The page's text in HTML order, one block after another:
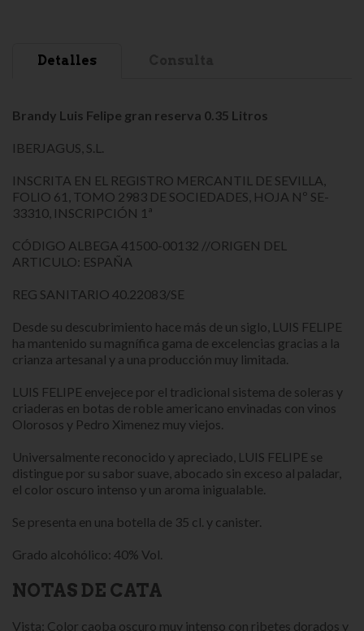
Detalles
Brandy Luis Felipe gran reserva 0.35 Litros
IBERJAGUS, S.L.
INSCRITA EN EL REGISTRO MERCANTIL DE SEVILLA,
FOLIO 61, TOMO 2983 DE SOCIEDADES, HOJA Nº SE-
33310, INSCRIPCIÓN 1ª
CÓDIGO ALBEGA 41500-00132 //ORIGEN DEL
ARTICULO: ESPAÑA
REG SANITARIO 40.22083/SE
Desde su descubrimiento hace más de un siglo, LUIS FELIPE
ha mantenido su magnífica gama de excelencias gracias a la
crianza artesanal y a una producción muy limitada.
LUIS FELIPE envejece por el tradicional sistema de soleras y
criaderas en botas de roble americano envinadas con vinos
Olorosos y Pedro Ximenez muy viejos.
Universalmente reconocido y apreciado, LUIS FELIPE se
distingue por su sabor suave, abocado sin exceso al paladar,
el color oscuro intenso y un aroma inigualable.
Se presenta en una botella de 35 cl. y canister.
Grado alcohólico: 40% Vol.
NOTAS DE CATA
Vista: Color caoba oscuro muy intenso con ribetes dorados y